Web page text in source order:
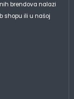
brendova nalazi
shopu ili u našoj